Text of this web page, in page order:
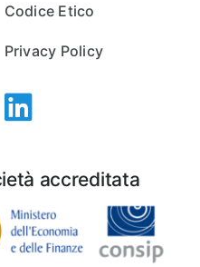
Codice Etico
Privacy Policy
accreditata